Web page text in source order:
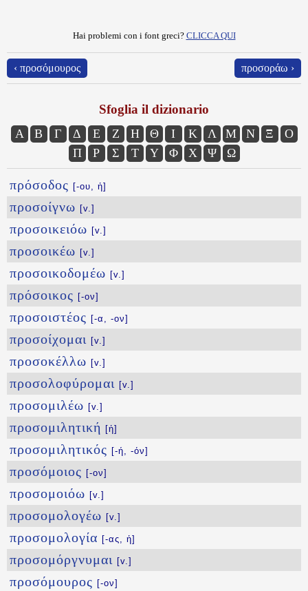
Hai problemi con i font greci? CLICCA QUI
‹ προσόμουρος προσοράω ›
Sfoglia il dizionario
Α Β Γ Δ Ε Ζ Η Θ Ι Κ Λ Μ Ν Ξ
Ο
Π
Ρ Σ Τ Υ Φ Χ Ψ Ω
πρόσοδος [-ου, ἡ]
προσοίγνω [v.]
προσοικειόω [v.]
προσοικέω [v.]
προσοικοδομέω [v.]
πρόσοικος [-ον]
προσοιστέος [-α, -ον]
προσοίχομαι [v.]
προσοκέλλω [v.]
προσολοφύρομαι [v.]
προσομιλέω [v.]
προσομιλητική [ἡ]
προσομιλητικός [-ή, -όν]
προσόμοιος [-ον]
προσομοιόω [v.]
προσομολογέω [v.]
προσομολογία [-ας, ἡ]
προσομόργνυμαι [v.]
προσόμουρος [-ον]